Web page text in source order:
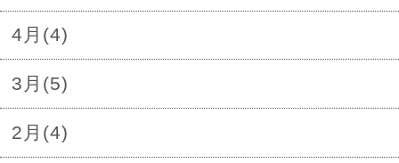
4月(4)
3月(5)
2月(4)